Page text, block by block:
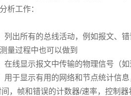
析工作：
列出所有的总线活动，例如报文、
量过程中也可以做到
在线显示报文中传输的物理信号（
用于显示有用的网络和节点统计信
，帧和错误的计数器/速率，控制器